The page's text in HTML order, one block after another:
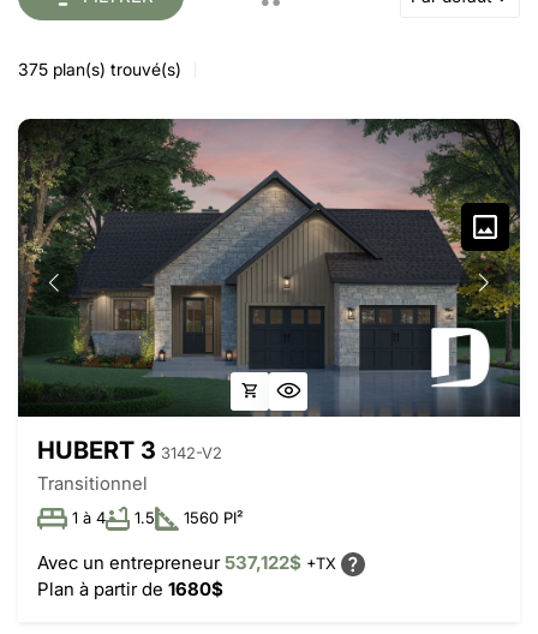
375 plan(s) trouvé(s)
HUBERT 3 3142-V2
Transitionnel
1 à 4 1.5 1560 PI²
Avec un entrepreneur537,122$ +TX
Plan à partir de 1680$